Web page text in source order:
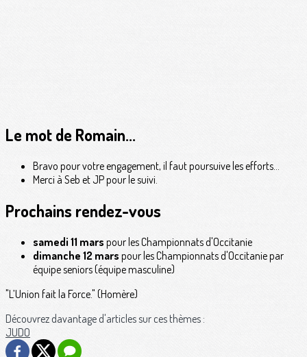
Le mot de Romain...
Bravo pour votre engagement, il faut poursuive les efforts…
Merci à Seb et JP pour le suivi.
Prochains rendez-vous
samedi 11 mars pour les Championnats d'Occitanie
dimanche 12 mars pour les Championnats d'Occitanie par
équipe seniors (équipe masculine)
"L’Union fait la Force." (Homère)
Découvrez davantage d'articles sur ces thèmes :
JUDO